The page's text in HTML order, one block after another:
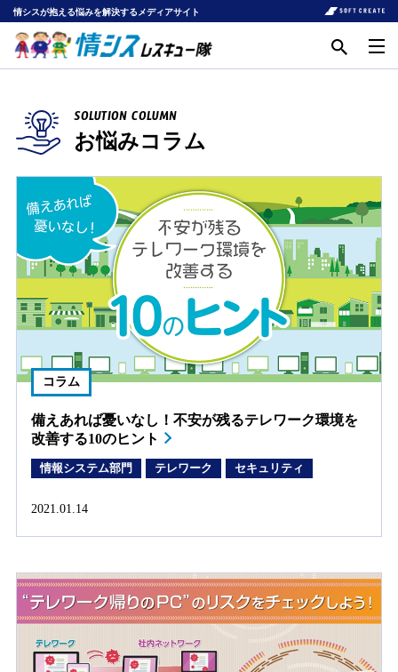
情シスが抱える悩みを解決するメディアサイト
SOLUTION COLUMN
お悩みコラム
コラム
備えあれば憂いなし！不安が残るテレワーク環境を
改善する10のヒント
情報システム部門 テレワーク セキュリティ
2021.01.14